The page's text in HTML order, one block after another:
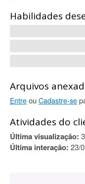
Habilidades
Arquivos
Entre ou Cadastre-se
Atividades do
Última visualização:
Última interação: 23/